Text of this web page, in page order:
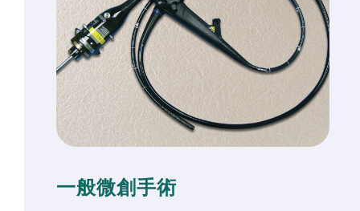
一般微創手術